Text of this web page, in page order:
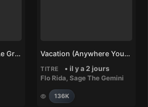
That Thing – Fedde Le Grand Vacation (Anywhere You Wanna Go) – Flo Rida, Sage The Gemini
TITRE • il y a 2 jours
Flo Rida,Sage The Gemini
136K